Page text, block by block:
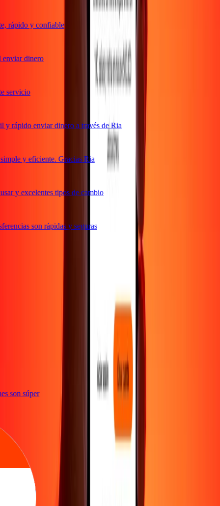
rápido y confiable
dinero
rápido enviar dinero a través de Ria
y eficiente. Gracias Ria
y excelentes tipos de cambio
son rápidas y seguras
son súper